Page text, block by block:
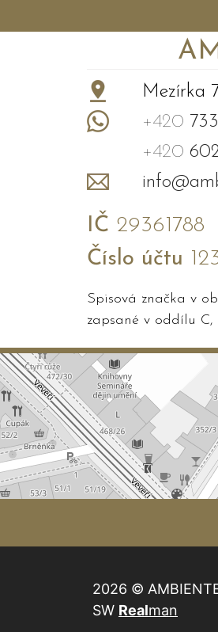
Mezírka
+420
+420
IČ 29361788
Číslo účtu
Spisová značka v
zapsané v oddílu C,
2026 ©
SW Realman